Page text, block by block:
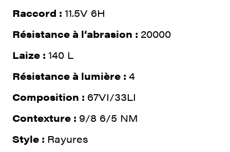
Raccord : 11.5V 6H
Résistance à l‘abrasion : 20000
Laize : 140 L
Résistance à lumière : 4
Composition : 67VI/33LI
Contexture : 9/8 6/5 NM
Style : Rayures